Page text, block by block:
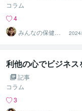
コラム
4
みんなの保健室
＊カウンセラー
えみ
利他の心でビジネ
記事
コラム
3